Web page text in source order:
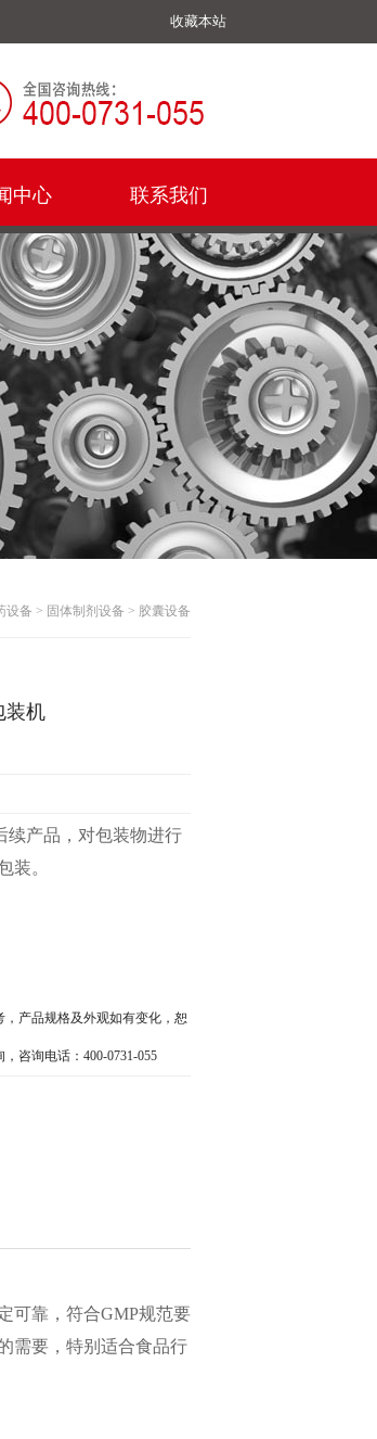
收藏本站
中心 联系我们
设备 > 固体制剂设备 > 胶囊设备
装机
续产品，对包装物进行
装。
产品规格及外观如有变化，恕
咨询电话：400-0731-055
可靠，符合GMP规范要
需要，特别适合食品行